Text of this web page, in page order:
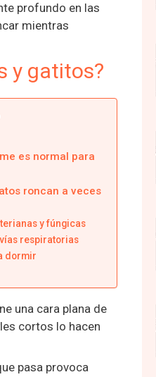
profundo en las
mientras
y gatitos?
es normal para
roncan a veces
y fúngicas
respiratorias
dormir
una cara plana de
cortos lo hacen
pasa provoca